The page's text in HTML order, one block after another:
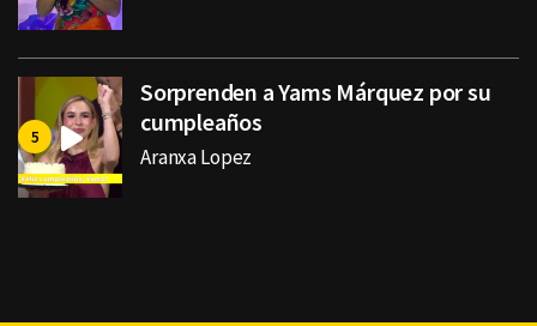
Sorprenden a Yams Márquez por su
cumpleaños
Aranxa Lopez